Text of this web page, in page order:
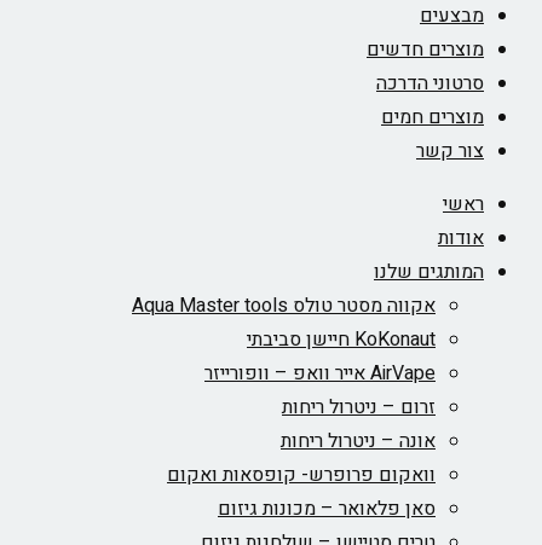
מבצעים
מוצרים חדשים
סרטוני הדרכה
מוצרים חמים
צור קשר
ראשי
אודות
המותגים שלנו
אקווה מסטר טולס Aqua Master tools
KoKonaut חיישן סביבתי
AirVape אייר וואפ – וופורייזר
זרום – ניטרול ריחות
אונה – ניטרול ריחות
וואקום פרופרש- קופסאות ואקום
סאן פלאואר – מכונות גיזום